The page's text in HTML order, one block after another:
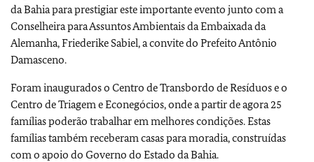
da Bahia para prestigiar este importante evento junto com a
Conselheira para Assuntos Ambientais da Embaixada da
Alemanha, Friederike Sabiel, a convite do Prefeito Antônio
Damasceno.
Foram inaugurados o Centro de Transbordo de Resíduos e o
Centro de Triagem e Econegócios, onde a partir de agora 25
famílias poderão trabalhar em melhores condições. Estas
famílias também receberam casas para moradia, construídas
com o apoio do Governo do Estado da Bahia.